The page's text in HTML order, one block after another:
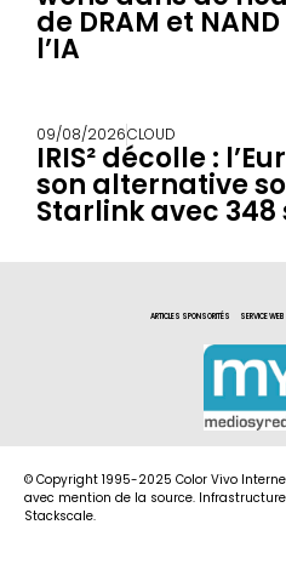
de DRAM et
l’IA
09/08/2026CLOUD
IRIS² décolle :
son alternative
Starlink avec
ARTICLES SPONSORITÉS SERVICE WEB
© Copyright 1995-2025 Color Vivo
avec mention de la source.
Stackscale.